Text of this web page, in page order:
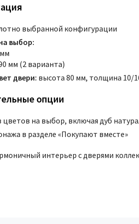
выбранной конфигурации
выбор:
мм (2 варианта)
двери: высота 80 мм, толщина 10/
опции
цветов на выбор, включая дуб
в разделе «Покупают вместе»
интерьер с дверями